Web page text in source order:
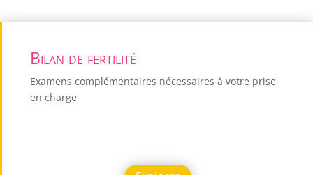
Bilan de fertilité
Examens complémentaires nécessaires à votre prise
en charge